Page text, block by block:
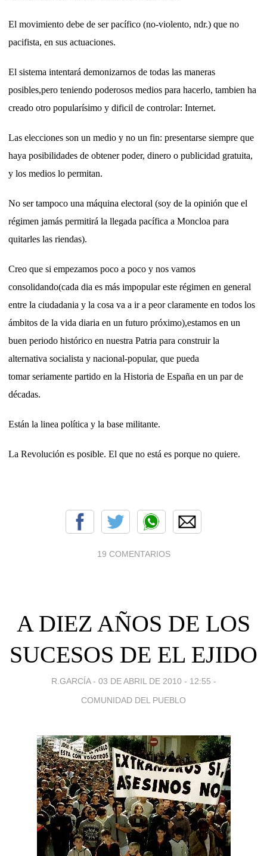
El movimiento debe de ser pacífico (no-violento, ndr.) que no
pacifista, en sus actuaciones.
El sistema intentará demonizarnos de todas las maneras
posibles,pero teniendo poderosos medios para hacerlo, tambien ha
creado otro popularísimo y dificil de controlar: Internet.
Las elecciones son un medio y no un fin: presentarse siempre que
haya posibilidades de obtener poder, dinero o publicidad gratuita,
y los medios lo permitan.
No ser tampoco una máquina electoral (soy de la opinión que el
régimen jamás permitirá la llegada pacífica a Moncloa para
quitarles las riendas).
Creo que si empezamos poco a poco y nos vamos
consolidando(cada dia es más impopular este régimen en general
entre la ciudadania y la cosa va a ir a peor claramente en todos los
ámbitos de la vida diaria en un futuro próximo),estamos en un
buen periodo histórico en nuestra Patria para construir la
alternativa socialista y nacional-popular, que pueda
tomar seriamente partido en la Historia de España en un par de
décadas.
Están la linea política y la base militante.
La Revolución es posible. El que no está es porque no quiere.
19 COMENTARIOS
A DIEZ AÑOS DE LOS
SUCESOS DE EL EJIDO
R.GARCÍA - 03 DE ABRIL DE 2010 - 12:55 -
COMUNIDAD DEL PUEBLO